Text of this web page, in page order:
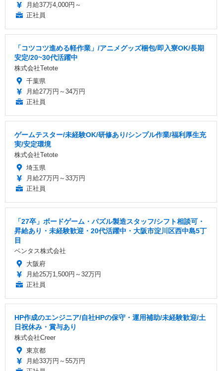
月給37万4,000円～
正社員
「コツコツ進める軽作業」/アニメグッズ梱包/即入寮OK/長期
安定/20~30代活躍中
株式会社Tetote
千葉県
月給27万円～34万円
正社員
ゲームテスター/未経験OK/研修あり/シンプル作業/福利厚生充
実/安定環境
株式会社Tetote
埼玉県
月給27万円～33万円
正社員
「27卒」ボードゲーム・パズル製造スタッフ/シフト相談可・
昇給あり・未経験歓迎・20代活躍中・大阪市淀川区西中島5丁
目
ベンタス株式会社
大阪府
月給25万1,500円～32万円
正社員
HP作成のエンジニア/自社HPの保守・運用補助/未経験歓迎/土
日祝休み・賞与あり
株式会社Creer
東京都
月給33万円～55万円